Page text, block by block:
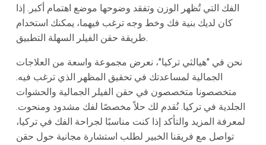
الفك التي تُظهر الوزن وتفقد وضوحها موضع اهتمام أكبر. إذا
كان لديك بنية فك وخط وجه ترغب فيهما، يمكنك استخدام
طريقة حقن الفيلر السهلة التطبيق.
نحن في "هيالثي تركيا"، نعرض مجموعة واسعة من العلاجات
الجمالية لمساعدتك في تحقيق المظهر الذي ترغب فيه.
متخصصونا متخصصون في حقن الفيلر الجمالية والحشوات
الجلدية في تركيا. نُقدم لك حلاً مخصصًا لفك مشدود ومنحوت.
لمعرفة المزيد والتأكد إذا كنت مناسبًا لجراحة الفك في تركيا،
تواصل مع فريقنا الخبير لطلب استشارة مجانية حول حقن